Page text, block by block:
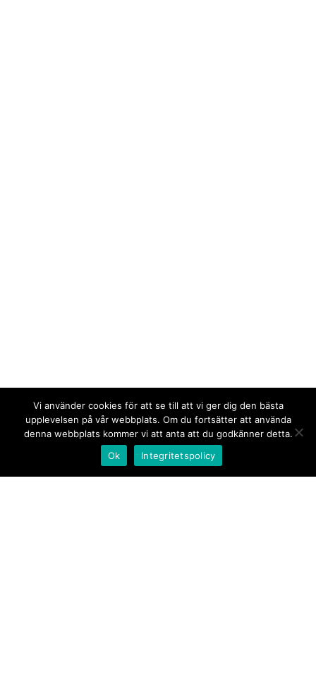
Vi använder cookies för att se till att vi ger dig den bästa
upplevelsen på vår webbplats. Om du fortsätter att använda
denna webbplats kommer vi att anta att du godkänner detta.
Ok
Integritetspolicy